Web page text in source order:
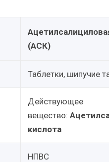
(АСК)
Таблетки, шипучие
Действующее
вещество:
кислота
НПВС